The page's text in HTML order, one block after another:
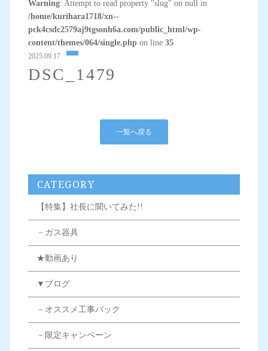
Warning: Attempt to read property "slug" on null in
/home/kurihara1718/xn--
pck4csdc2579aj9tgsonh6a.com/public_html/wp-
content/themes/064/single.phpon line 35
2025.09.17
DSC_1479
一覧へ戻る
CATEGORY
【特集】社長に聞いてみた!!
－ガス器具
★動画あり
▼ブログ
－オススメ工事パック
－限定キャンペーン